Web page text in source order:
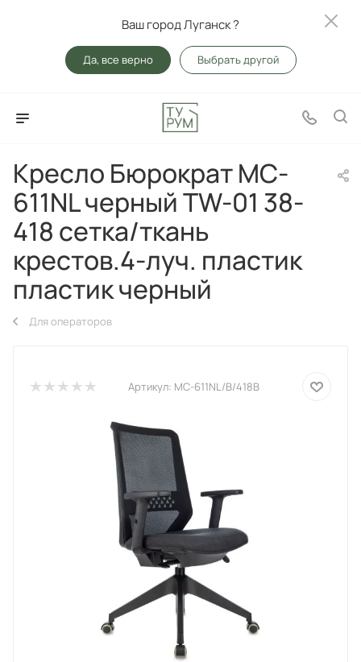
Ваш город Луганск ?
Да, все верно Выбрать другой
Кресло Бюрократ MC-
611NL черный TW-01 38-
418 сетка/ткань
крестов.4-луч. пластик
пластик черный
Для операторов
Артикул: MC-611NL/B/418B